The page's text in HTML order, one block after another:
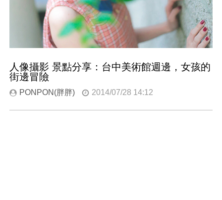
人像攝影 景點分享：台中美術館週邊，女孩的
街邊冒險
PONPON(胖胖) 2014/07/28 14:12